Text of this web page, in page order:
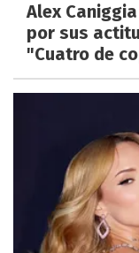
Alex
por sus
"Cuatro de